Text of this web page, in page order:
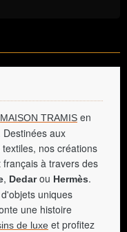
MAISON TRAMIS en
aux
nos créations
à travers des
, Dedarou Hermès.
uniques
une histoire
de luxe et profitez